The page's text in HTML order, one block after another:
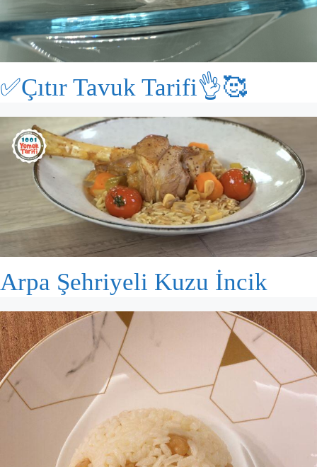
✅Çıtır Tavuk Tarifi👌🥰
Arpa Şehriyeli Kuzu İncik